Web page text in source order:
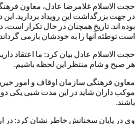
حجت الاسلام غلامرضا عادل، معاون
در جهت بزرگداشت این رویداد بردارید.
بوده اند. تاریخ همچنان در حال تکرار
است توطئه آنها را به خودشان بازمی
حجت الاسلام عادل بیان کرد: ما اعتقاد
هر صبح و شام منتظر این لحظه باشیم.
معاون فرهنگی سازمان اوقاف و امور
موکب داران شاید در این مدت شبی یکی دو
باشند.